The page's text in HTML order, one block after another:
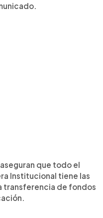
que todo el
Institucional tiene las
transferencia de fondos